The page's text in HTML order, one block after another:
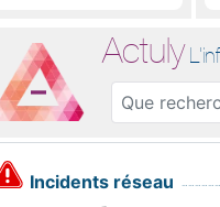
thématiques Actuly, à
Freezone, etc.
Actuly
Incidents réseau